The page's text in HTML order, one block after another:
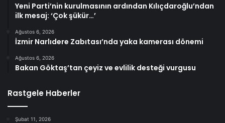
Yeni Parti’nin kurulmasının ardından Kılıçdaroğlu’ndan
ilk mesaj: ‘Çok şükür…’
Ağustos 6, 2026
İzmir Narlıdere Zabıtası’nda yaka kamerası dönemi
Ağustos 6, 2026
Bakan Göktaş’tan çeyiz ve evlilik desteği vurgusu
Rastgele Haberler
Şubat 11, 2026